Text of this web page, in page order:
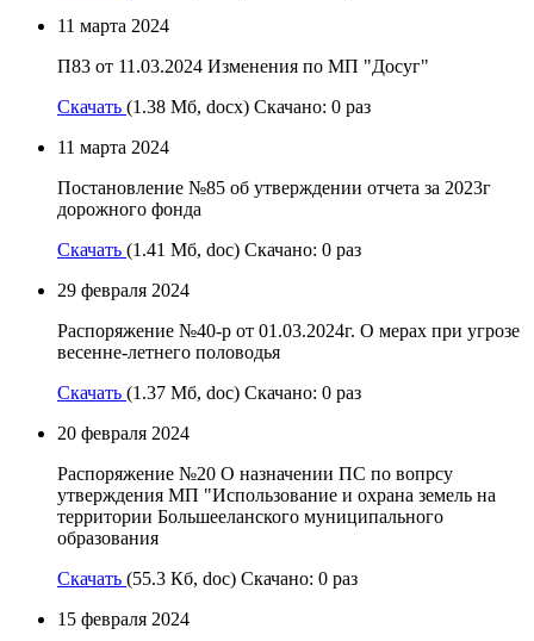
11 марта 2024
П83 от 11.03.2024 Изменения по МП "Досуг"
Скачать (1.38 Мб, docx) Скачано: 0 раз
11 марта 2024
Постановление №85 об утверждении отчета за 2023г
дорожного фонда
Скачать (1.41 Мб, doc) Скачано: 0 раз
29 февраля 2024
Распоряжение №40-р от 01.03.2024г. О мерах при угрозе
весенне-летнего половодья
Скачать (1.37 Мб, doc) Скачано: 0 раз
20 февраля 2024
Распоряжение №20 О назначении ПС по вопрсу
утверждения МП "Использование и охрана земель на
территории Большееланского муниципального
образования
Скачать (55.3 Кб, doc) Скачано: 0 раз
15 февраля 2024